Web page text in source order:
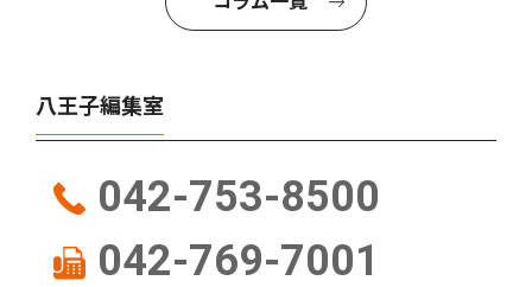
八王子編集室
042-753-8500
042-769-7001